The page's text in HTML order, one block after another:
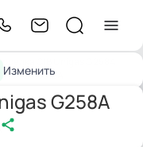
Изменить
G258A